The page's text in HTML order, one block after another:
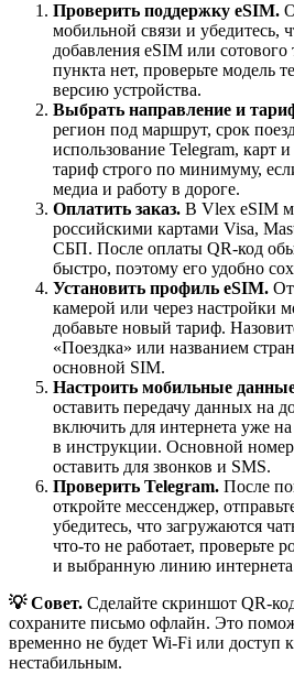
Проверить поддержку eSIM.
мобильной связи и убедитесь,
добавления eSIM или сотового
пункта нет, проверьте модель
версию устройства.
Выбрать направление и
регион под маршрут, срок
использование Telegram, карт
тариф строго по минимуму,
медиа и работу в дороге.
Оплатить заказ. В Vlex eSIM
российскими картами Visa,
СБП. После оплаты QR-код
быстро, поэтому его удобно
Установить профиль eSIM.
камерой или через настройки
добавьте новый тариф.
«Поездка» или названием
основной SIM.
Настроить мобильные
оставить передачу данных на
включить для интернета уже на
в инструкции. Основной
оставить для звонков и SMS.
Проверить Telegram. После
откройте мессенджер,
убедитесь, что загружаются
что-то не работает, проверьте
и выбранную линию
💡 Совет. Сделайте скриншот QR-
сохраните письмо офлайн. Это
временно не будет Wi‑Fi или доступ
нестабильным.